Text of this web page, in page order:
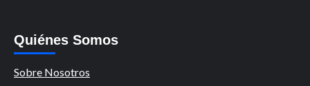
Quiénes Somos
Sobre Nosotros